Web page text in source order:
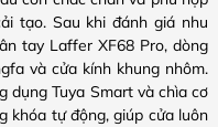
tạo. Sau khi đánh giá nhu
tay Laffer XF68 Pro, dòng
và cửa kính khung nhôm.
dụng Tuya Smart và chìa cơ
khóa tự động, giúp cửa luôn